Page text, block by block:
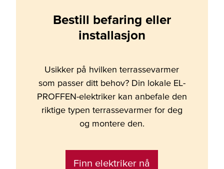
Bestill befaring eller
installasjon
Usikker på hvilken terrassevarmer
som passer ditt behov? Din lokale EL-
PROFFEN-elektriker kan anbefale den
riktige typen terrassevarmer for deg
og montere den.
Finn elektriker nå